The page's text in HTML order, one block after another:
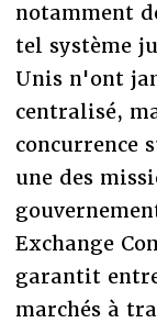
notamment
tel système
Unis n'ont
centralisé,
concurrence
une des
Exchange
garantit
marchés à